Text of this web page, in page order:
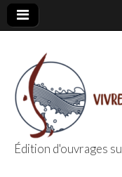
Édition d'ouvrages